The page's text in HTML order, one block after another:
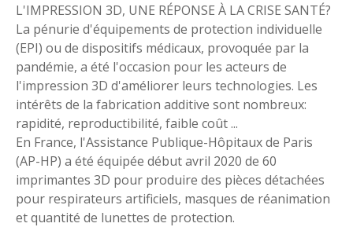
L'IMPRESSION 3D, UNE RÉPONSE À LA CRISE SANTÉ?
La pénurie d'équipements de protection individuelle
(EPI) ou de dispositifs médicaux, provoquée par la
pandémie, a été l'occasion pour les acteurs de
l'impression 3D d'améliorer leurs technologies. Les
intérêts de la fabrication additive sont nombreux:
rapidité, reproductibilité, faible coût ...
En France, l'Assistance Publique-Hôpitaux de Paris
(AP-HP) a été équipée début avril 2020 de 60
imprimantes 3D pour produire des pièces détachées
pour respirateurs artificiels, masques de réanimation
et quantité de lunettes de protection.